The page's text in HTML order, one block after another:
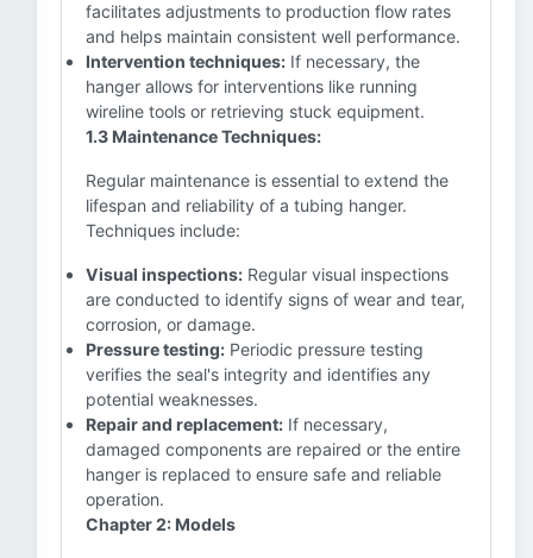
facilitates adjustments to production flow rates
and helps maintain consistent well performance.
Intervention techniques: If necessary, the
hanger allows for interventions like running
wireline tools or retrieving stuck equipment.
1.3 Maintenance Techniques:
Regular maintenance is essential to extend the
lifespan and reliability of a tubing hanger.
Techniques include:
Visual inspections: Regular visual inspections
are conducted to identify signs of wear and tear,
corrosion, or damage.
Pressure testing: Periodic pressure testing
verifies the seal's integrity and identifies any
potential weaknesses.
Repair and replacement: If necessary,
damaged components are repaired or the entire
hanger is replaced to ensure safe and reliable
operation.
Chapter 2: Models